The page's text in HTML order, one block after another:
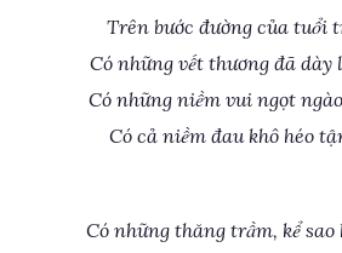
Trên bước đường của tuổi
Có những vết thương đã dày
Có những niềm vui ngọt
Có cả niềm đau khô héo
Có những thăng trầm, kể